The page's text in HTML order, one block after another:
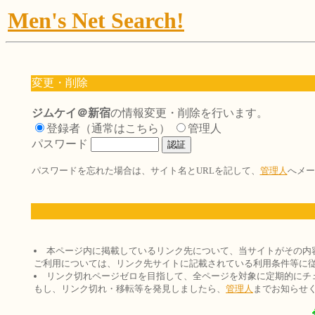
Men's Net Search!
変更・削除
ジムケイ＠新宿の情報変更・削除を行います。
登録者（通常はこちら）
管理人
パスワード
パスワードを忘れた場合は、サイト名とURLを記して、 管理人へメ
本ページ内に掲載しているリンク先について、当サイトがその内
ご利用については、リンク先サイトに記載されている利用条件等に
リンク切れページゼロを目指して、全ページを対象に定期的にチ
もし、リンク切れ・移転等を発見しましたら、 管理人 までお知らせ